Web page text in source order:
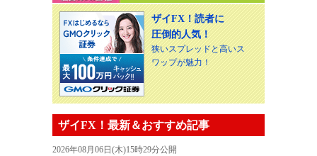
ザイFX！読者に
圧倒的人気！
狭いスプレッドと高いス
ワップが魅力！
ザイFX！最新＆おすすめ記事
2026年08月06日(木)15時29分公開